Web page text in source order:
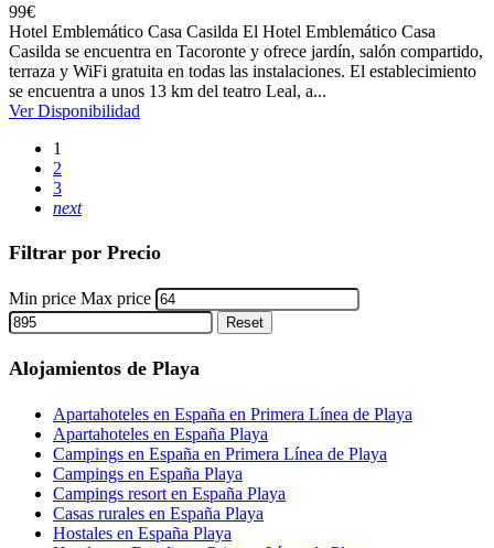
99€
Hotel Emblemático Casa Casilda El Hotel Emblemático Casa
Casilda se encuentra en Tacoronte y ofrece jardín, salón compartido,
terraza y WiFi gratuita en todas las instalaciones. El establecimiento
se encuentra a unos 13 km del teatro Leal, a...
Ver Disponibilidad
1
2
3
next
Filtrar por Precio
Min price Max price
Reset
Alojamientos de Playa
Apartahoteles en España en Primera Línea de Playa
Apartahoteles en España Playa
Campings en España en Primera Línea de Playa
Campings en España Playa
Campings resort en España Playa
Casas rurales en España Playa
Hostales en España Playa